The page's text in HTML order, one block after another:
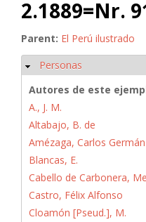
2.1889=Nr.
Parent: El Perú ilustrado
Ocultar
Personas
Autores de este
A., J. M.
Altabajo, B. de
Amézaga, Carlos Germán
Blancas, E.
Cabello de Carbonera,
Castro, Félix Alfonso
Cloamón [Pseud.], M.